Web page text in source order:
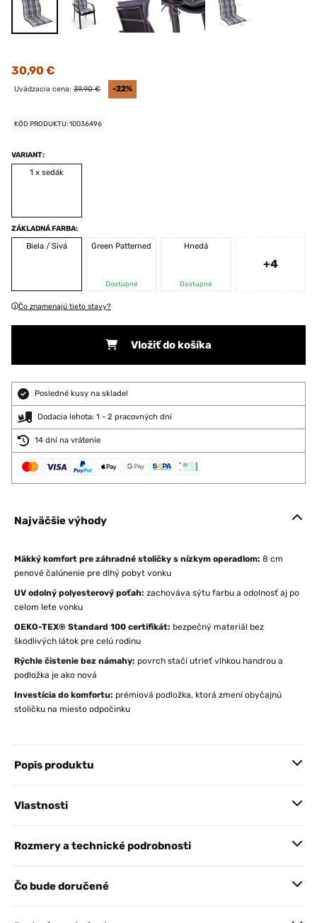
30,90 €
Uvádzacia cena: 39,90 € -22%
KÓD PRODUKTU: 10036496
VARIANT:
1 x sedák
ZÁKLADNÁ FARBA:
Biela / Sivá
Green Patterned
Dostupné
Hnedá
Dostupné
+4
Čo znamenajú tieto stavy?
Vložiť do košíka
Posledné kusy na sklade!
Dodacia lehota: 1 - 2 pracovných dní
14 dní na vrátenie
Najväčšie výhody
Mäkký komfort pre záhradné stoličky s nízkym operadlom: 8 cm
penové čalúnenie pre dlhý pobyt vonku
UV odolný polyesterový poťah: zachováva sýtu farbu a odolnosť aj po
celom lete vonku
OEKO-TEX® Standard 100 certifikát: bezpečný materiál bez
škodlivých látok pre celú rodinu
Rýchle čistenie bez námahy: povrch stačí utrieť vlhkou handrou a
podložka je ako nová
Investícia do komfortu: prémiová podložka, ktorá zmení obyčajnú
stoličku na miesto odpočinku
Popis produktu
Vlastnosti
Rozmery a technické podrobnosti
Čo bude doručené